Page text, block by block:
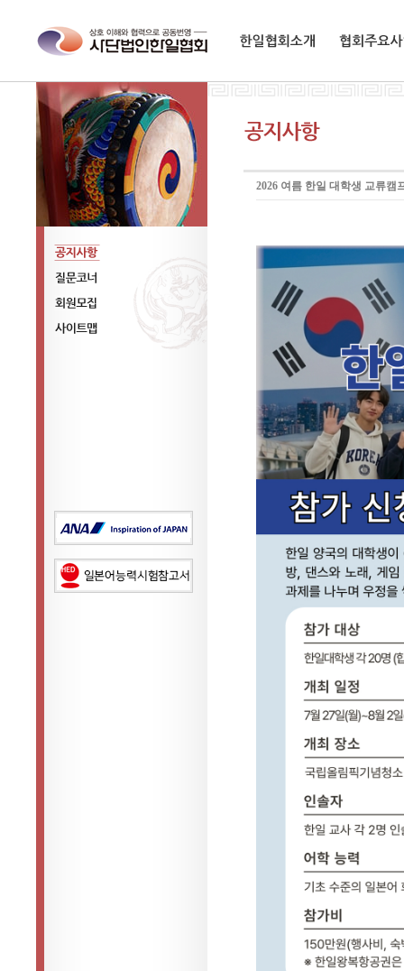
공지사항
질문코너
회원모집
2026 여름 한일 대학생 교류캠